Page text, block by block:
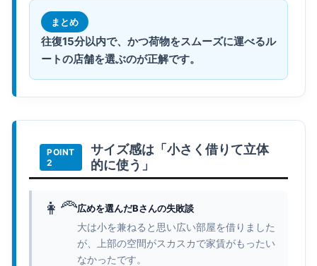
まとめ
往復15分以内で、かつ荷物をスムーズに運べるル
ートの店舗を選ぶのが正解です。
サイズ感は「小さく借りて立体
的に使う」
👩‍🦰広めを選んだBさんの失敗談
大は小を兼ねると思い広い部屋を借りました
が、上部の空間がスカスカで家賃がもったい
なかったです。